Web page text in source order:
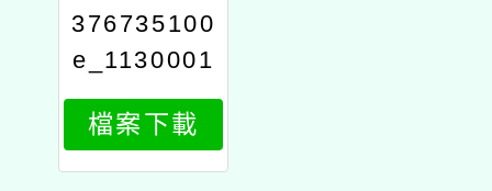
376735100
e_1130001
785_attach
1
檔案下載